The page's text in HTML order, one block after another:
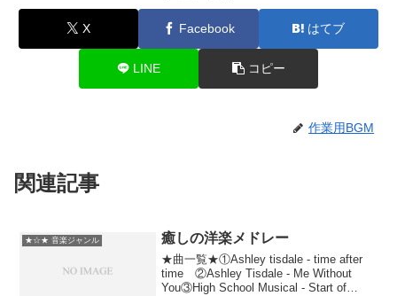
X Facebook はてブ
LINE コピー
作業用BGM
関連記事
★☆★ 音楽ジャンル 癒しの洋楽メドレー
★曲一覧★①Ashley tisdale - time after
time ②Ashley Tisdale - Me Without
You③High School Musical - Start of